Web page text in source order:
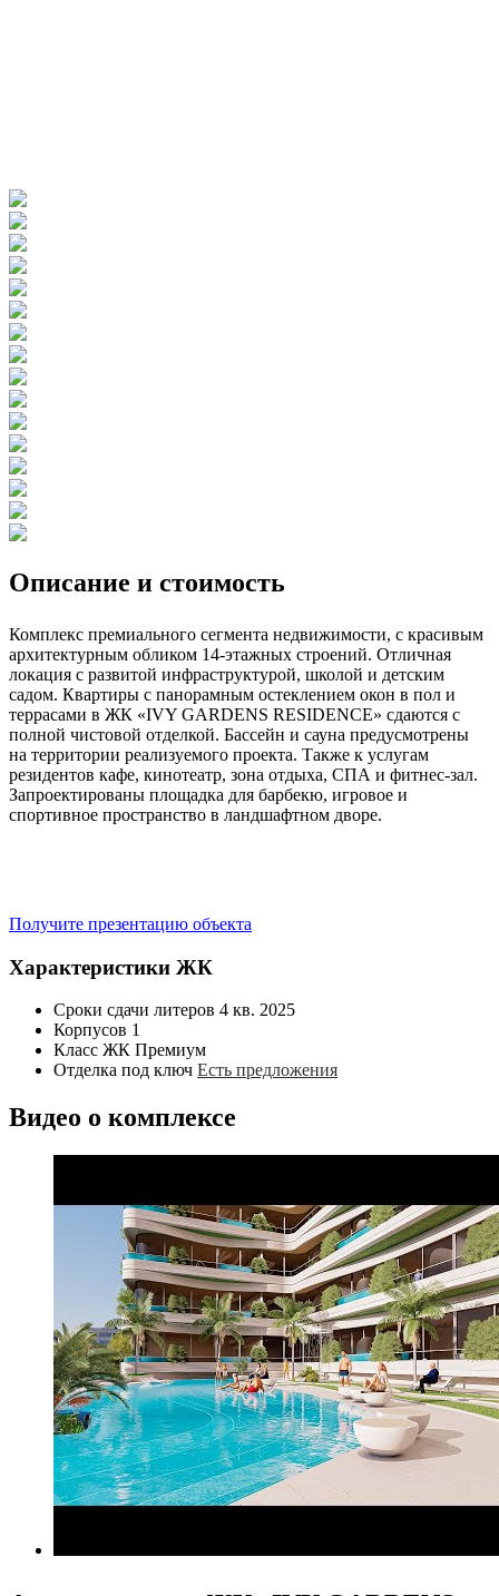
Описание и стоимость
Комплекс премиального сегмента недвижимости, с красивым
архитектурным обликом 14-этажных строений. Отличная
локация с развитой инфраструктурой, школой и детским
садом. Квартиры с панорамным остеклением окон в пол и
террасами в ЖК «IVY GARDENS RESIDENCE» сдаются с
полной чистовой отделкой. Бассейн и сауна предусмотрены
на территории реализуемого проекта. Также к услугам
резидентов кафе, кинотеатр, зона отдыха, СПА и фитнес-зал.
Запроектированы площадка для барбекю, игровое и
спортивное пространство в ландшафтном дворе.
Получите презентацию объекта
Характеристики ЖК
Сроки сдачи литеров 4 кв. 2025
Корпусов 1
Класс ЖК Премиум
Отделка под ключ Есть предложения
Видео о комплексе